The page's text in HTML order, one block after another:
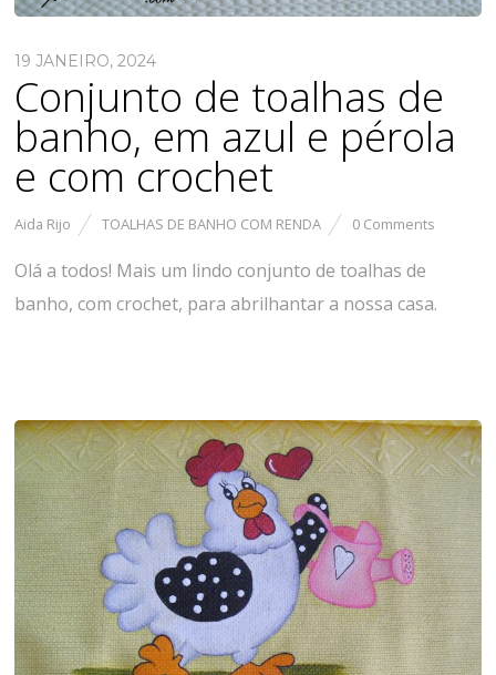
19 JANEIRO, 2024
Conjunto de toalhas de
banho, em azul e pérola
e com crochet
Aida Rijo TOALHAS DE BANHO COM RENDA 0 Comments
Olá a todos! Mais um lindo conjunto de toalhas de
banho, com crochet, para abrilhantar a nossa casa.